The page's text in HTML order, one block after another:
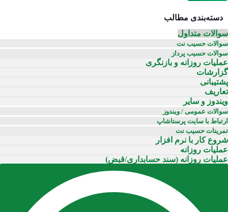
دسته‌بندی مطالب
سوالات متداول
سوالات حسیب نت
سوالات حسیب پرداز
عملیات روزانه و بازنگری
گزارشات
پشتیبانی
تعاریف
ویندوز و سایر
سوالات عمومی / ویندوز
ارتباط با سایت پرستاشاپ
تمرینات حسیب نت
شروع کار با نرم افزار
عملیات روزانه
عملیات روزانه (سند حسابداری/قبض)